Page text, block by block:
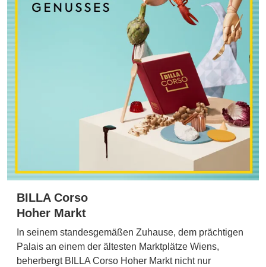
BILLA Corso
Hoher Markt
In seinem standesgemäßen Zuhause, dem prächtigen
Palais an einem der ältesten Marktplätze Wiens,
beherbergt BILLA Corso Hoher Markt nicht nur